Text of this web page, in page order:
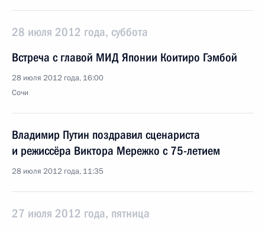
28 июля 2012 года, суббота
Встреча с главой МИД Японии Коитиро Гэмбой
28 июля 2012 года, 16:00
Сочи
Владимир Путин поздравил сценариста
и режиссёра Виктора Мережко с 75-летием
28 июля 2012 года, 11:35
27 июля 2012 года, пятница